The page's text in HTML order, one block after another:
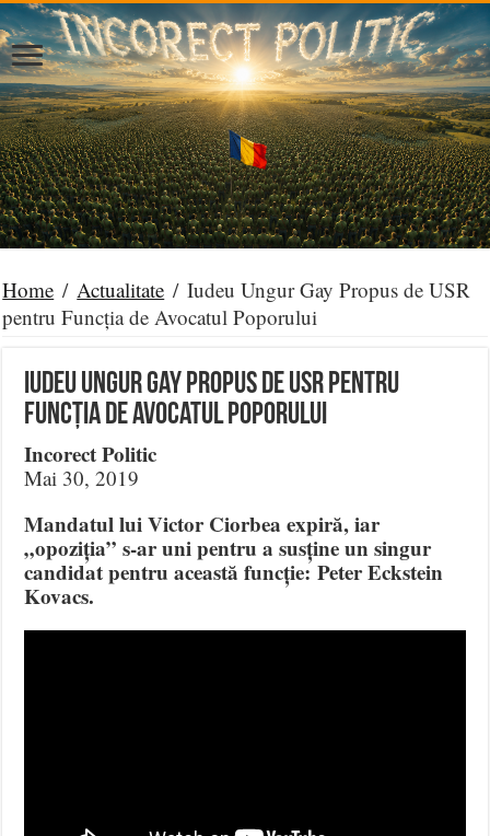
Home / Actualitate / Iudeu Ungur Gay Propus de USR
pentru Funcția de Avocatul Poporului
Iudeu Ungur Gay Propus de USR pentru
Funcția de Avocatul Poporului
Incorect Politic
Mai 30, 2019
Mandatul lui Victor Ciorbea expiră, iar
„opoziția” s-ar uni pentru a susține un singur
candidat pentru această funcție: Peter Eckstein
Kovacs.